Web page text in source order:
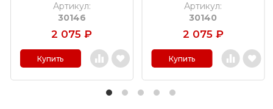
Артикул:
30146
2 075 ₽
Купить
Артикул:
30140
2 075 ₽
Купить